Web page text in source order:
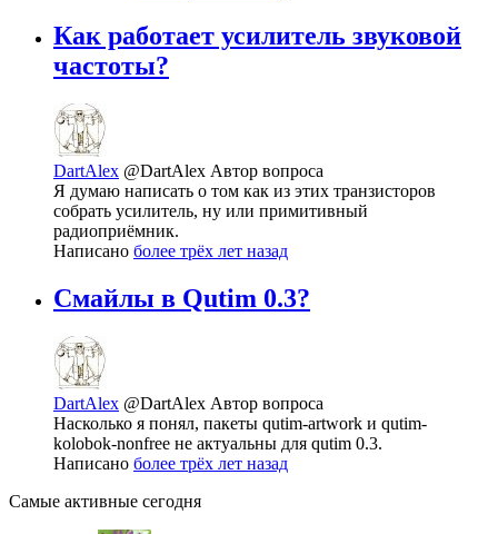
Как работает усилитель звуковой
частоты?
DartAlex @DartAlex Автор вопроса
Я думаю написать о том как из этих транзисторов
собрать усилитель, ну или примитивный
радиоприёмник.
Написано более трёх лет назад
Смайлы в Qutim 0.3?
DartAlex @DartAlex Автор вопроса
Насколько я понял, пакеты qutim-artwork и qutim-
kolobok-nonfree не актуальны для qutim 0.3.
Написано более трёх лет назад
Самые активные сегодня